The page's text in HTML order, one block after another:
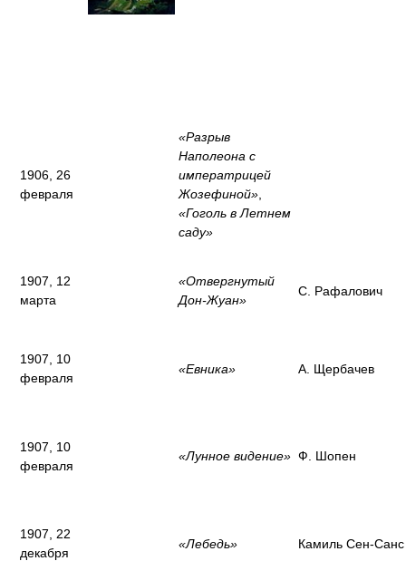
1906, 26
февраля
«Разрыв
Наполеона с
императрицей
Жозефиной»
«Гоголь в Летнем
саду»
1907, 12
марта
«Отвергнутый
Дон-Жуан»
С. Рафалович
1907, 10
февраля
«Евника» А. Щербачев
1907, 10
февраля
«Лунное видение» Ф. Шопен
1907, 22
декабря
«Лебедь» Камиль Сен-Санс